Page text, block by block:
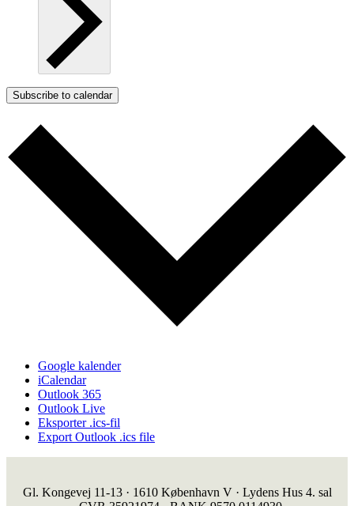
Subscribe to calendar
Google kalender
iCalendar
Outlook 365
Outlook Live
Eksporter .ics-fil
Export Outlook .ics file
Gl. Kongevej 11-13 · 1610 København V · Lydens Hus 4. sal